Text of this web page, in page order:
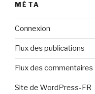
MÉTA
Connexion
Flux des publications
Flux des commentaires
Site de WordPress-FR